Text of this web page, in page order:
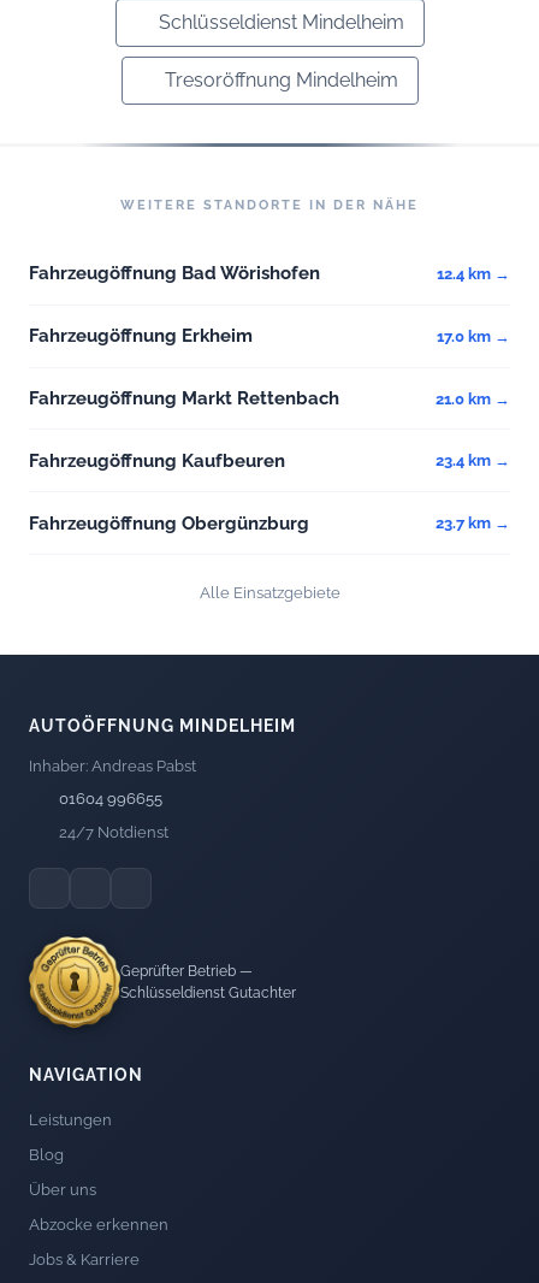
Schlüsseldienst Mindelheim
Tresoröffnung Mindelheim
WEITERE STANDORTE IN DER NÄHE
Fahrzeugöffnung Bad Wörishofen 12.4 km →
Fahrzeugöffnung Erkheim 17.0 km →
Fahrzeugöffnung Markt Rettenbach 21.0 km →
Fahrzeugöffnung Kaufbeuren 23.4 km →
Fahrzeugöffnung Obergünzburg 23.7 km →
Alle Einsatzgebiete
AUTOÖFFNUNG MINDELHEIM
Inhaber: Andreas Pabst
01604 996655
24/7 Notdienst
Geprüfter Betrieb —
Schlüsseldienst Gutachter
NAVIGATION
Leistungen
Blog
Über uns
Abzocke erkennen
Jobs & Karriere